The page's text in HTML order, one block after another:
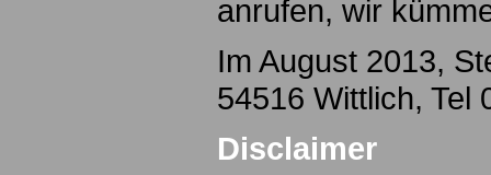
anrufen, wir
Im August 2013,
54516 Wittlich, Tel
Disclaimer